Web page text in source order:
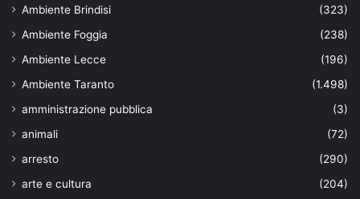
Ambiente Brindisi
(323)
Ambiente Foggia
(238)
Ambiente Lecce
(196)
Ambiente Taranto
(1.498)
amministrazione pubblica
(3)
animali
(72)
arresto
(290)
arte e cultura
(204)